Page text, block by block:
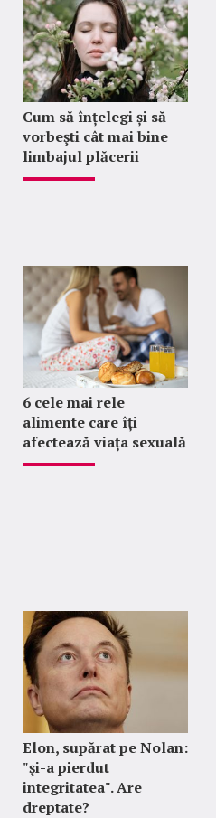
Cum să înțelegi și să
vorbeşti cât mai bine
limbajul plăcerii
6 cele mai rele
alimente care îți
afectează viața sexuală
Elon, supărat pe Nolan:
"şi-a pierdut
integritatea". Are
dreptate?